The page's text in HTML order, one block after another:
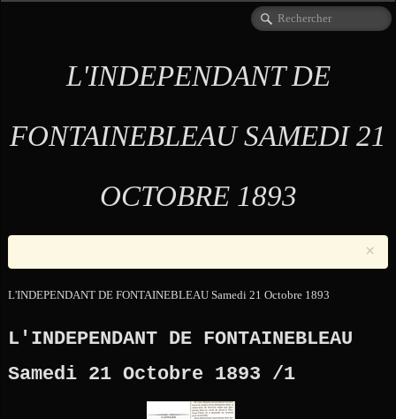
L'INDEPENDANT DE
FONTAINEBLEAU SAMEDI 21
OCTOBRE 1893
×
L'INDEPENDANT DE FONTAINEBLEAU Samedi 21 Octobre 1893
L'INDEPENDANT DE FONTAINEBLEAU
Samedi 21 Octobre 1893 /1